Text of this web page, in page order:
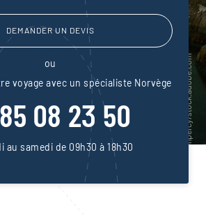
DEMANDER UN DEVIS
ou
voyage avec un spécialiste Norvège
08 23 50
au samedi de 09h30 à 18h30